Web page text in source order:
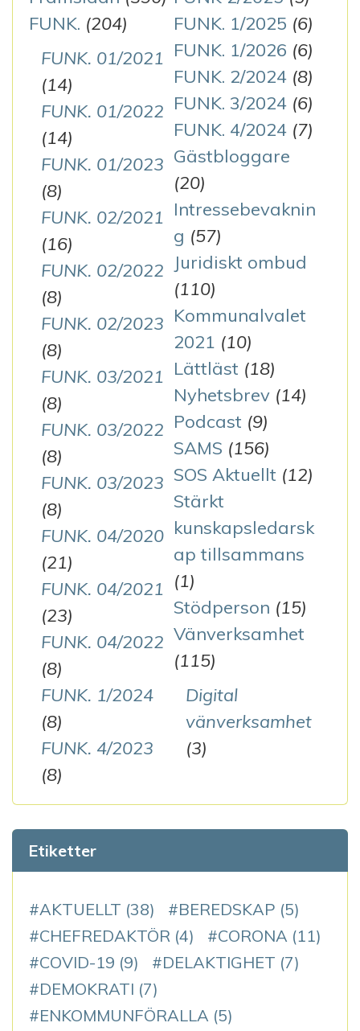
FUNK. (204)
FUNK. 01/2021
(14)
FUNK. 01/2022
(14)
FUNK. 01/2023
(8)
FUNK. 02/2021
(16)
FUNK. 02/2022
(8)
FUNK. 02/2023
(8)
FUNK. 03/2021
(8)
FUNK. 03/2022
(8)
FUNK. 03/2023
(8)
FUNK. 04/2020
(21)
FUNK. 04/2021
(23)
FUNK. 04/2022
(8)
FUNK. 1/2024
(8)
FUNK. 4/2023
(8)
FUNK. 1/2025 (6)
FUNK. 1/2026 (6)
FUNK. 2/2024 (8)
FUNK. 3/2024 (6)
FUNK. 4/2024 (7)
Gästbloggare
(20)
Intressebevaknin
g (57)
Juridiskt ombud
(110)
Kommunalvalet
2021 (10)
Lättläst (18)
Nyhetsbrev (14)
Podcast (9)
SAMS (156)
SOS Aktuellt (12)
Stärkt
kunskapsledarsk
ap tillsammans
(1)
Stödperson (15)
Vänverksamhet
(115)
Digital
vänverksamhet
(3)
Etiketter
AKTUELLT (38) BEREDSKAP (5)
CHEFREDAKTÖR (4) CORONA (11)
COVID-19 (9) DELAKTIGHET (7)
DEMOKRATI (7)
ENKOMMUNFÖRALLA (5)